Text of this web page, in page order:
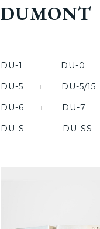
DUMONT
DU-1 DU-0
DU-5
DU-5/15
DU-6
DU-7
DU-S
DU-SS